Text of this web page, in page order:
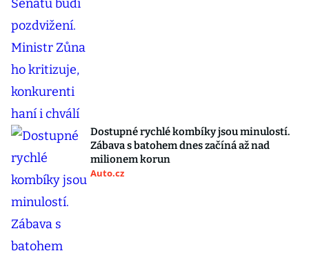
Dostupné rychlé kombíky jsou minulostí.
Zábava s batohem dnes začíná až nad
milionem korun
Auto.cz